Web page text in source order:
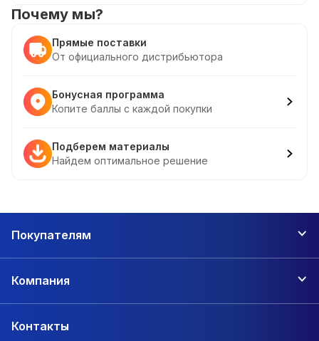
Почему мы?
Прямые поставки
От официального дистрибьютора
Бонусная программа
Копите баллы с каждой покупки
Подберем материалы
Найдем оптимальное решение
Покупателям
Компания
Контакты